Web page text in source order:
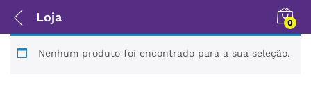
Loja 0
Nenhum produto foi encontrado para a sua seleção.